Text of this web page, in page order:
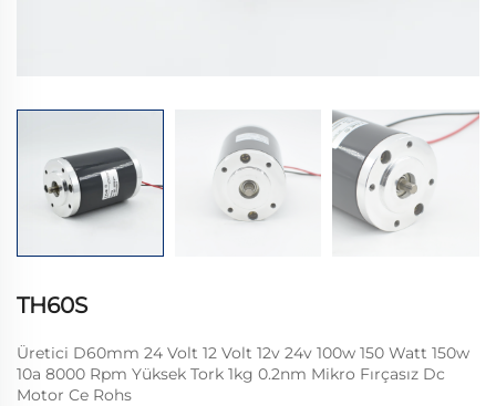
TH60S
Üretici D60mm 24 Volt 12 Volt 12v 24v 100w 150 Watt 150w
10a 8000 Rpm Yüksek Tork 1kg 0.2nm Mikro Fırçasız Dc
Motor Ce Rohs